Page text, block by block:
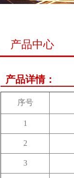
产品中心
产品详情：
序号
1
2
3